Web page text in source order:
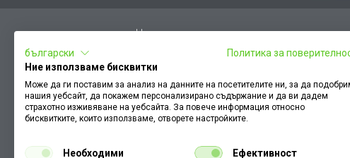
Начало
Оплакване / похвала
Условия за ползване
български
Политика за
Ние използваме бисквитки
Може да ги поставим за анализ на данните на посетителите ни, за да
нашия уебсайт, да покажем персонализирано съдържание и да ви дадем
страхотно изживяване на уебсайта. За повече информация относно
бисквитките, които използваме, отворете настройките.
Необходими Ефективност